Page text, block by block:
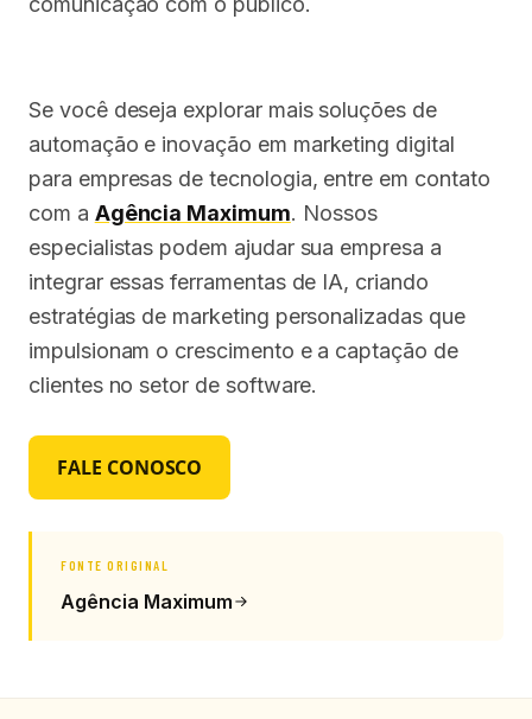
Se você deseja explorar mais soluções de
automação e inovação em marketing digital
para empresas de tecnologia, entre em contato
com a Agência Maximum. Nossos
especialistas podem ajudar sua empresa a
integrar essas ferramentas de IA, criando
estratégias de marketing personalizadas que
impulsionam o crescimento e a captação de
clientes no setor de software.
FALE CONOSCO
FONTE ORIGINAL
Agência Maximum